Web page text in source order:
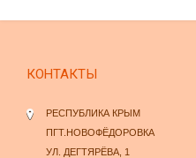
КОНТАКТЫ
РЕСПУБЛИКА КРЫМ
ПГТ.НОВОФЁДОРОВКА
УЛ. ДЕГТЯРЁВА, 1